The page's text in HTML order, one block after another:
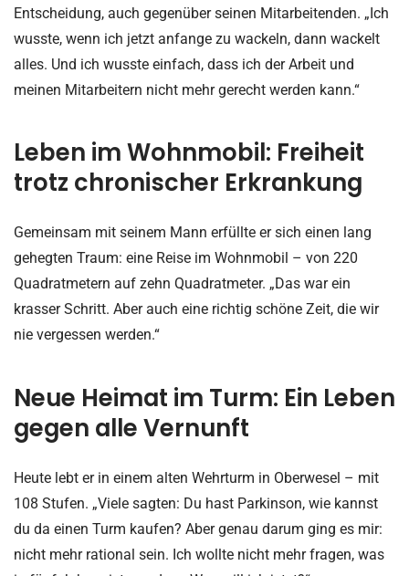
Entscheidung, auch gegenüber seinen Mitarbeitenden. „Ich
wusste, wenn ich jetzt anfange zu wackeln, dann wackelt
alles. Und ich wusste einfach, dass ich der Arbeit und
meinen Mitarbeitern nicht mehr gerecht werden kann.“
Leben im Wohnmobil: Freiheit
trotz chronischer Erkrankung
Gemeinsam mit seinem Mann erfüllte er sich einen lang
gehegten Traum: eine Reise im Wohnmobil – von 220
Quadratmetern auf zehn Quadratmeter. „Das war ein
krasser Schritt. Aber auch eine richtig schöne Zeit, die wir
nie vergessen werden.“
Neue Heimat im Turm: Ein Leben
gegen alle Vernunft
Heute lebt er in einem alten Wehrturm in Oberwesel – mit
108 Stufen. „Viele sagten: Du hast Parkinson, wie kannst
du da einen Turm kaufen? Aber genau darum ging es mir:
nicht mehr rational sein. Ich wollte nicht mehr fragen, was